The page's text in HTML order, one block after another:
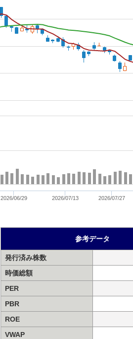
2026/06/29 2026/07/13 2026/07/27
参考データ
発行済み株数
時価総額
PER
PBR
ROE
VWAP